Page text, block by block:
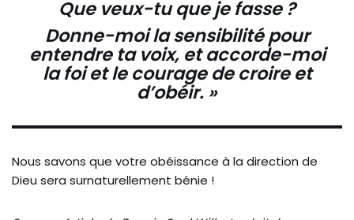
Que veux-tu que je fasse ?
Donne-moi la sensibilité pour
entendre ta voix, et accorde-moi
la foi et le courage de croire et
d’obéir. »
Nous savons que votre obéissance à la direction de
Dieu sera surnaturellement bénie !